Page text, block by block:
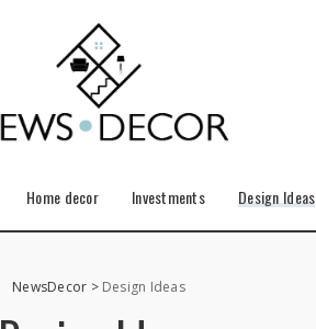
Home decor Investments Design Ideas
NewsDecor > Design Ideas